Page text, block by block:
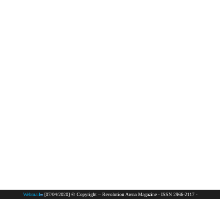
Webmail [07/04/2020] © Copyright – Revolution Arena Magazine - ISSN 2966-2117 -